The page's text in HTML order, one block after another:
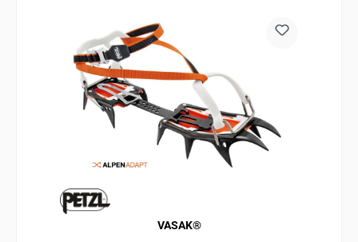
VASAK®